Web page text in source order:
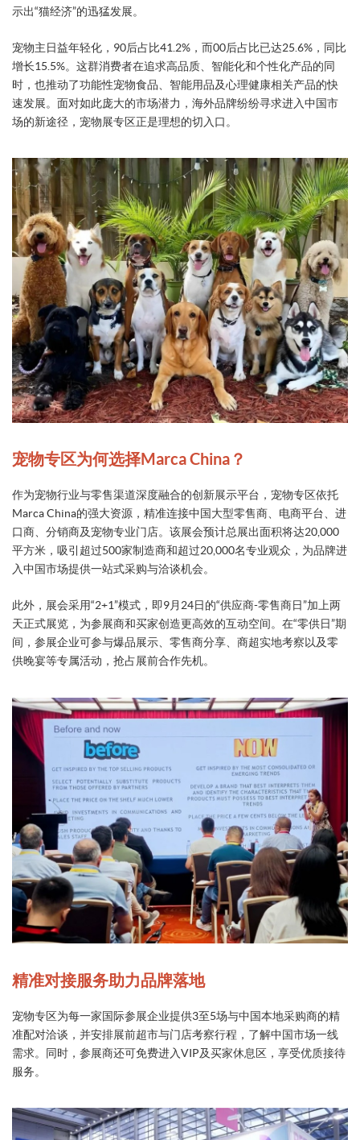
示出“猫经济”的迅猛发展。
宠物主日益年轻化，90后占比41.2%，而00后占比已达25.6%，同比
增长15.5%。这群消费者在追求高品质、智能化和个性化产品的同
时，也推动了功能性宠物食品、智能用品及心理健康相关产品的快
速发展。面对如此庞大的市场潜力，海外品牌纷纷寻求进入中国市
场的新途径，宠物展专区正是理想的切入口。
宠物专区为何选择Marca China？
作为宠物行业与零售渠道深度融合的创新展示平台，宠物专区依托
Marca China的强大资源，精准连接中国大型零售商、电商平台、进
口商、分销商及宠物专业门店。该展会预计总展出面积将达20,000
平方米，吸引超过500家制造商和超过20,000名专业观众，为品牌进
入中国市场提供一站式采购与洽谈机会。
此外，展会采用“2+1”模式，即9月24日的“供应商-零售商日”加上两
天正式展览，为参展商和买家创造更高效的互动空间。在“零供日”期
间，参展企业可参与爆品展示、零售商分享、商超实地考察以及零
供晚宴等专属活动，抢占展前合作先机。
精准对接服务助力品牌落地
宠物专区为每一家国际参展企业提供3至5场与中国本地采购商的精
准配对洽谈，并安排展前超市与门店考察行程，了解中国市场一线
需求。同时，参展商还可免费进入VIP及买家休息区，享受优质接待
服务。